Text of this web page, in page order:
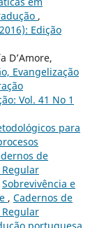
,
Edição
D’Amore,
Evangelização
Vol. 41 No 1
para
de
Regular
Sobrevivência e
, Cadernos de
Regular